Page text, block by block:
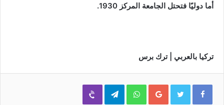
أما دوليًا فتحتل الجامعة المركز 1930.
تركيا بالعربي | ترك برس
Google+
WhatsApp
Telegram
Viber